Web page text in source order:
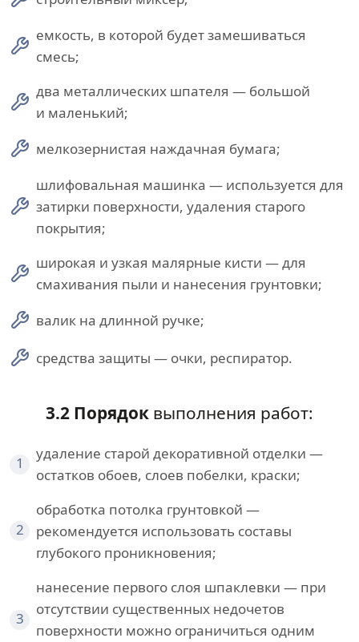
емкость, в которой будет замешиваться
смесь;
два металлических шпателя — большой
и маленький;
мелкозернистая наждачная бумага;
шлифовальная машинка — используется для
затирки поверхности, удаления старого
покрытия;
широкая и узкая малярные кисти — для
смахивания пыли и нанесения грунтовки;
валик на длинной ручке;
средства защиты — очки, респиратор.
3.2 Порядок выполнения работ:
1
удаление старой декоративной отделки —
остатков обоев, слоев побелки, краски;
2
обработка потолка грунтовкой —
рекомендуется использовать составы
глубокого проникновения;
3
нанесение первого слоя шпаклевки — при
отсутствии существенных недочетов
поверхности можно ограничиться одним